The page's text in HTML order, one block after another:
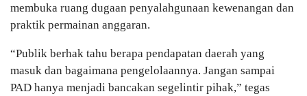
membuka ruang dugaan penyalahgunaan kewenangan dan
praktik permainan anggaran.
“Publik berhak tahu berapa pendapatan daerah yang
masuk dan bagaimana pengelolaannya. Jangan sampai
PAD hanya menjadi bancakan segelintir pihak,” tegas